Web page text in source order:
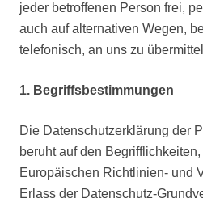
jeder betroffenen Person frei,
auch auf alternativen Wegen,
telefonisch, an uns zu
1. Begriffsbestimmungen
Die Datenschutzerklärung der
beruht auf den
Europäischen Richtlinien- und
Erlass der Datenschutz-